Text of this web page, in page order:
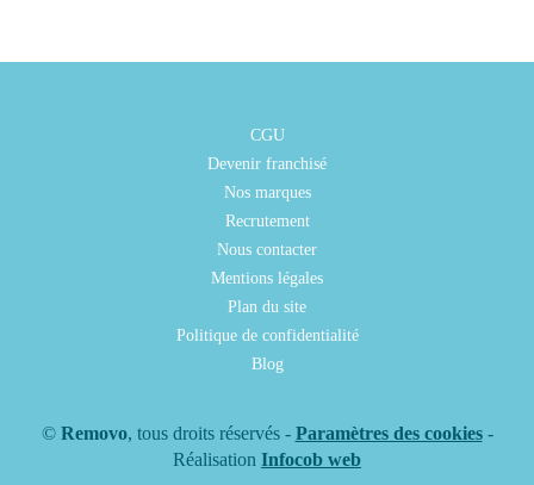
CGU
Devenir franchisé
Nos marques
Recrutement
Nous contacter
Mentions légales
Plan du site
Politique de confidentialité
Blog
© Removo, tous droits réservés - Paramètres des cookies-
Réalisation Infocob web